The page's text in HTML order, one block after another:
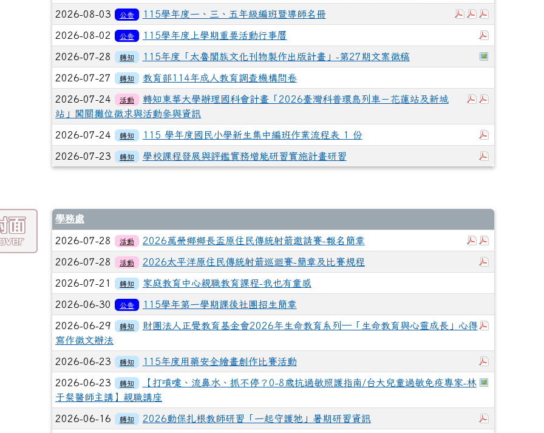
下載：115學年
下載：115學
2026-08-03 公告 115學年度一、三、五年級編班暨導師名冊
2026-08-02 公告 115學年度上學期重要活動行事曆
2026-07-28 轉知 115年度「太魯閣族文化刊物製作出版計畫」-第27期文案徵稿
2026-07-27 轉知 教育部114年成人教育調查機構問卷
下載：
2026-07-24 活動
轉知東華大學辦理國科會計畫「2026臺灣科普環島列車－花蓮站及新城
站」闖關攤位徵求與活動參與資訊
2026-07-24 轉知 115 學年度國民小學新生集中編班作業流程表 1 份
2026-07-23 轉知 學校課程發展與評鑑實務增能研習實施計畫研習
學務處
下載：報名表
2026-07-28 活動 2026萬榮鄉鄉長盃原住民傳統射箭邀請賽-報名簡章
2026-07-28 活動 2026太平洋原住民傳統射箭巡迴賽-簡章及比賽規程
2026-07-21 轉知 家庭教育中心親職教育課程-我也有童感
2026-06-30 公告 115學年第一學期課後社團招生簡章
2026-06-29 轉知
財團法人正覺教育基金會2026年生命教育系列─「生命教育與心靈成長」心得
寫作徵文辦法
2026-06-23 轉知 115年度用藥安全繪畫創作比賽活動
2026-06-23 轉知
【打噴嚏、流鼻水、抓不停？0-8歲抗過敏照護指南/台大兒童過敏免疫專家-林
于粲醫師主講】親職講座
2026-06-16 轉知 2026動保扎根教師研習「一起守護牠」暑期研習資訊